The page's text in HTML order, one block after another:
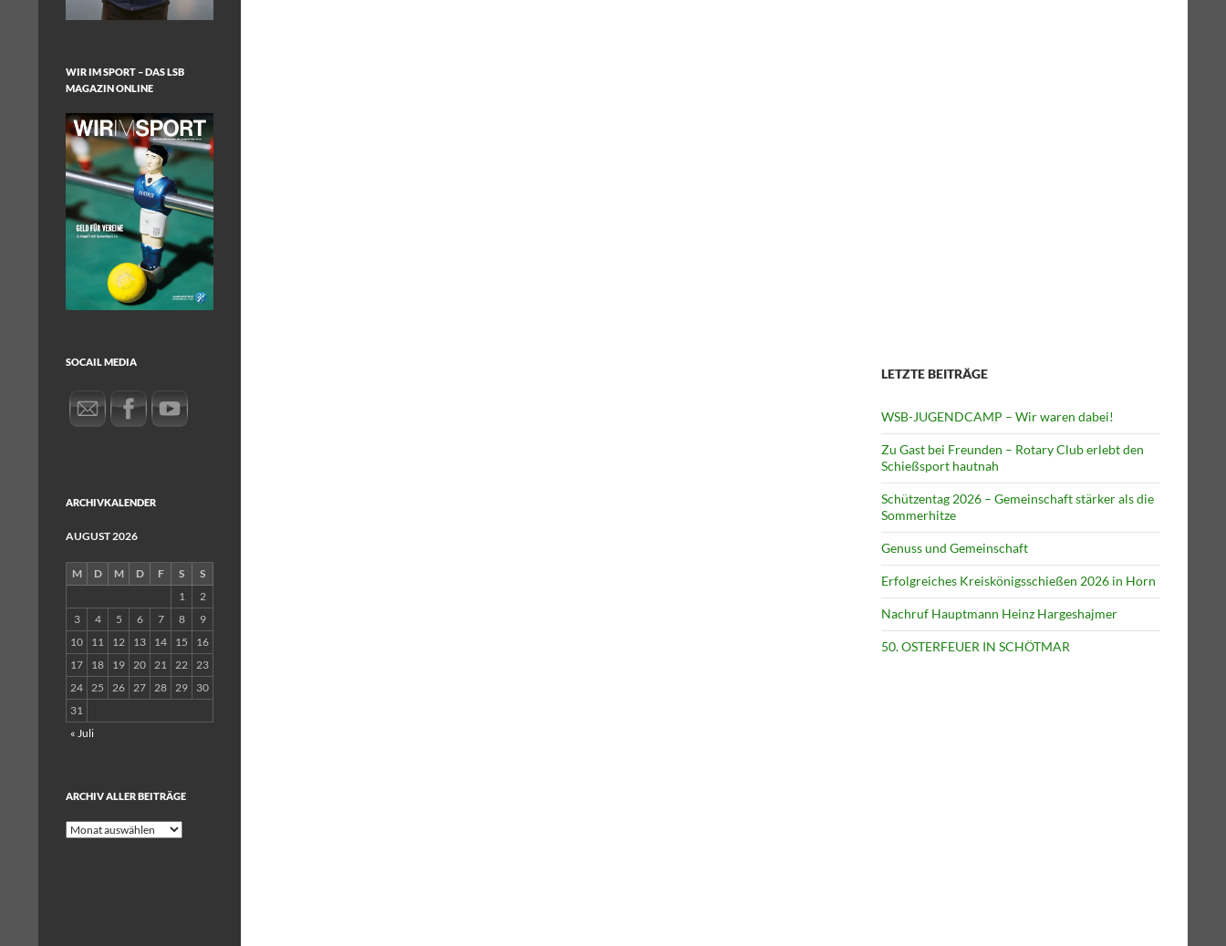
LETZTE BEITRÄGE
WSB-JUGENDCAMP – Wir waren dabei!
Zu Gast bei Freunden – Rotary Club erlebt den
Schießsport hautnah
Schützentag 2026 – Gemeinschaft stärker als die
Sommerhitze
Genuss und Gemeinschaft
Erfolgreiches Kreiskönigsschießen 2026 in Horn
Nachruf Hauptmann Heinz Hargeshajmer
50. OSTERFEUER IN SCHÖTMAR
WIR IM SPORT – DAS LSB
MAGAZIN ONLINE
SOCAIL MEDIA
ARCHIVKALENDER
AUGUST 2026
M D M D F S
S
1
2
3
4 5 6 7 8
9
10
11 12 13 14 15
16
17
18 19 20 21 22 23
24 25 26 27 28 29
30
31
« Juli
ARCHIV ALLER BEITRÄGE
Archiv